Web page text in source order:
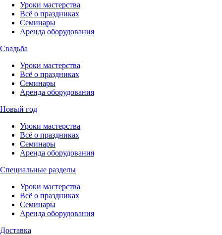
Уроки мастерства
Всё о праздниках
Семинары
Аренда оборудования
Свадьба
Уроки мастерства
Всё о праздниках
Семинары
Аренда оборудования
Новый год
Уроки мастерства
Всё о праздниках
Семинары
Аренда оборудования
Специальные разделы
Уроки мастерства
Всё о праздниках
Семинары
Аренда оборудования
Доставка